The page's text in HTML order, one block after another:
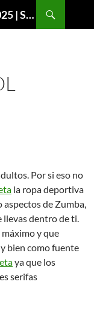
Chandal Atletico de Madrid 2024 2025 | SuperVigo
Por si eso no
la ropa deportiva
aspectos de Zumba,
llevas dentro de ti.
y que
bien como fuente
ya que los
serifas